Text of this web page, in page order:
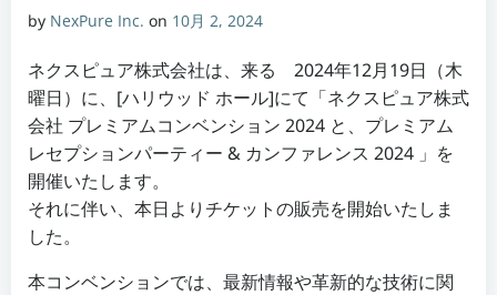
by NexPure Inc. on 10月 2, 2024
ネクスピュア株式会社は、来る 2024年12月19日（木
曜日）に、[ハリウッド ホール]にて「ネクスピュア株式
会社 プレミアムコンベンション 2024 と、プレミアム
レセプションパーティー & カンファレンス 2024 」を
開催いたします。
それに伴い、本日よりチケットの販売を開始いたしま
した。
本コンベンションでは、最新情報や革新的な技術に関